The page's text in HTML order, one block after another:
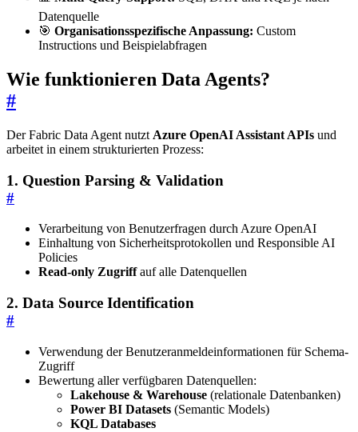
Datenquelle
🎯 Organisationsspezifische Anpassung: Custom
Instructions und Beispielabfragen
Wie funktionieren Data Agents?
#
Der Fabric Data Agent nutzt Azure OpenAI Assistant APIs und
arbeitet in einem strukturierten Prozess:
1. Question Parsing & Validation
#
Verarbeitung von Benutzerfragen durch Azure OpenAI
Einhaltung von Sicherheitsprotokollen und Responsible AI
Policies
Read-only Zugriffauf alle Datenquellen
2. Data Source Identification
#
Verwendung der Benutzeranmeldeinformationen für Schema-
Zugriff
Bewertung aller verfügbaren Datenquellen:
Lakehouse & Warehouse (relationale Datenbanken)
Power BI Datasets (Semantic Models)
KQL Databases